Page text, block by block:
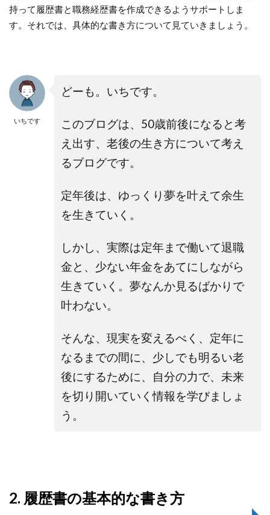
持って履歴書と職務経歴書を作成できるようサポートしま
す。それでは、具体的な書き方について見ていきましょう。
いちです
どーも。いちです。
このブログは、50歳前後になると考
え出す、老後の生き方について考え
るブログです。
定年後は、ゆっくり夢を叶えて余生
を生きていく。
しかし、実際は定年まで働いて退職
金と、少ない年金をあてにしながら
生きていく。夢なんか見るばかりで
叶わない。
そんな、現実を変えるべく、定年に
なるまでの間に、少しでも明るい老
後にするために、自分の力で、未来
を切り開いていく情報を学びましょ
う。
2. 履歴書の基本的な書き方